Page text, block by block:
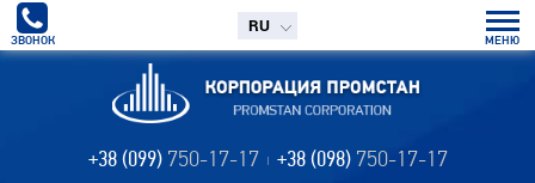
ЗВОНОК
RU
МЕНЮ
+38 (099) 750-17-17 +38 (098) 750-17-17